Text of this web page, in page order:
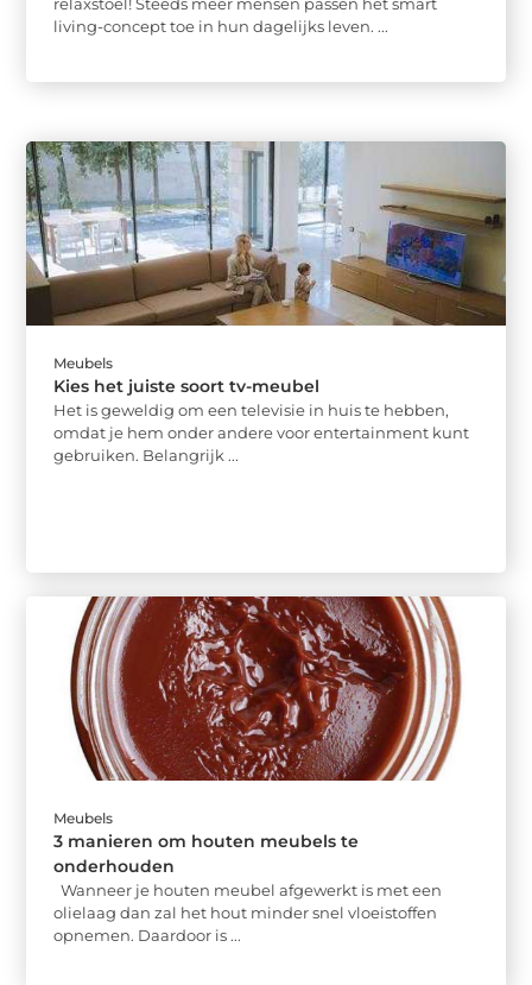
living-concept toe in hun dagelijks leven. ...
Meubels
Kies het juiste soort tv-meubel
Het is geweldig om een ​​televisie in huis te hebben,
omdat je hem onder andere voor entertainment kunt
gebruiken. Belangrijk ...
Meubels
3 manieren om houten meubels te
onderhouden
Wanneer je houten meubel afgewerkt is met een
olielaag dan zal het hout minder snel vloeistoffen
opnemen. Daardoor is ...